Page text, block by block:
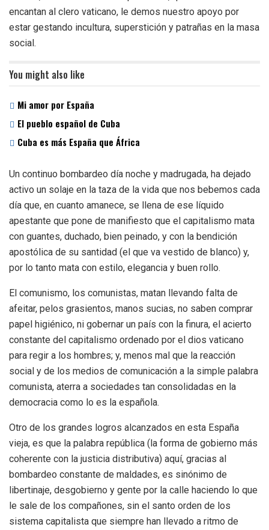
encantan al clero vaticano, le demos nuestro apoyo por
estar gestando incultura, superstición y patrañas en la masa
social.
You might also like
Mi amor por España
El pueblo español de Cuba
Cuba es más España que África
Un continuo bombardeo día noche y madrugada, ha dejado
activo un solaje en la taza de la vida que nos bebemos cada
día que, en cuanto amanece, se llena de ese líquido
apestante que pone de manifiesto que el capitalismo mata
con guantes, duchado, bien peinado, y con la bendición
apostólica de su santidad (el que va vestido de blanco) y,
por lo tanto mata con estilo, elegancia y buen rollo.
El comunismo, los comunistas, matan llevando falta de
afeitar, pelos grasientos, manos sucias, no saben comprar
papel higiénico, ni gobernar un país con la finura, el acierto
constante del capitalismo ordenado por el dios vaticano
para regir a los hombres; y, menos mal que la reacción
social y de los medios de comunicación a la simple palabra
comunista, aterra a sociedades tan consolidadas en la
democracia como lo es la española.
Otro de los grandes logros alcanzados en esta España
vieja, es que la palabra república (la forma de gobierno más
coherente con la justicia distributiva) aquí, gracias al
bombardeo constante de maldades, es sinónimo de
libertinaje, desgobierno y gente por la calle haciendo lo que
le sale de los compañones, sin el santo orden de los
sistema capitalista que siempre han llevado a ritmo de